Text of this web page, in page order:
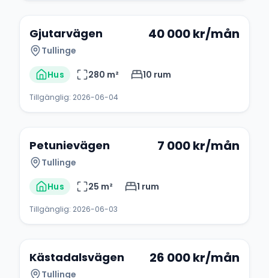
Gjutarvägen
Tullinge
40 000kr/mån
Hus 280 m² 10 rum
Tillgänglig: 2026-06-04
Petunievägen
Tullinge
7 000kr/mån
Hus 25 m² 1 rum
Tillgänglig: 2026-06-03
Kästadalsvägen
Tullinge
26 000kr/mån